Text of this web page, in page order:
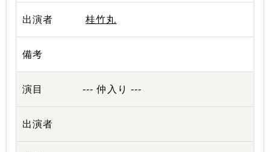
桂竹丸
--- 仲入り ---